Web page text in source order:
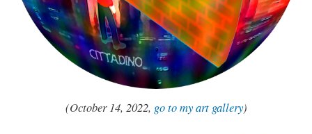
(October 14, 2022, go to my art gallery)